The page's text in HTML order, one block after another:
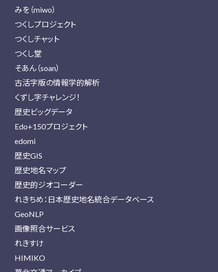
みを（miwo）
つくしプロジェクト
つくしチャット
つくし堂
そあん（soan）
古活字版の情報学的解析
くずし字チャレンジ！
歴史ビッグデータ
Edo+150プロジェクト
edomi
歴史GIS
歴史地名マップ
歴史的ジオコーダー
れきちめ：日本歴史地名統合データベース
GeoNLP
画像照合サービス
れきすけ
HIMIKO